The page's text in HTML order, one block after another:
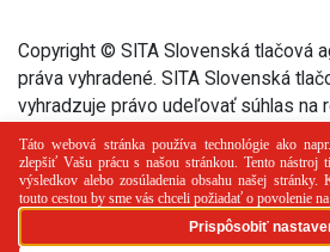
Copyright © SITA Slovenská tlačová
práva vyhradené. SITA Slovenská
vyhradzuje právo udeľovať súhlas na